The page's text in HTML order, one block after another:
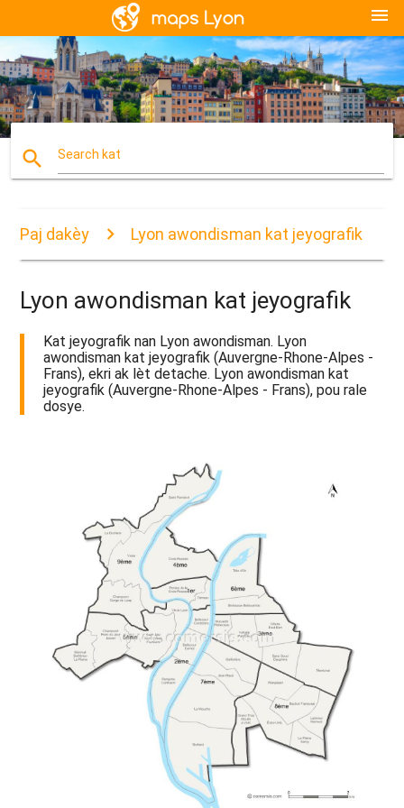
menu
search Search kat
Paj dakèy Lyon awondisman kat jeyografik
Lyon awondisman kat jeyografik
Kat jeyografik nan Lyon awondisman. Lyon
awondisman kat jeyografik (Auvergne-Rhone-Alpes -
Frans), ekri ak lèt detache. Lyon awondisman kat
jeyografik (Auvergne-Rhone-Alpes - Frans), pou rale
dosye.